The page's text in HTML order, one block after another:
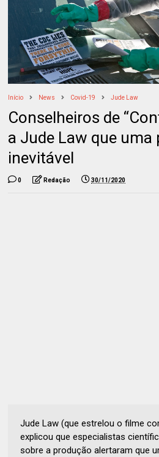
Início News Covid-19 Jude Law
Conselheiros de
a Jude Law que uma
inevitável
0 Redação 30/11/2020
Jude Law (que estrelou o filme
explicou que especialistas
sobre a produção alertaram que